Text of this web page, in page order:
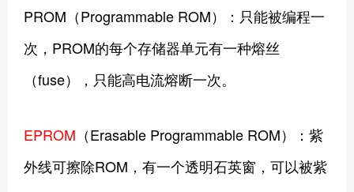
PROM（Programmable ROM）：只能被编程一
次，PROM的每个存储器单元有一种熔丝
（fuse），只能高电流熔断一次。
EPROM （Erasable Programmable ROM）：紫
外线可擦除ROM，有一个透明石英窗，可以被紫